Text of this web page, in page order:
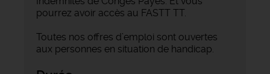
pourrez avoir accès au FASTT TT.
Toutes nos offres d’emploi sont ouvertes
aux personnes en situation de handicap.